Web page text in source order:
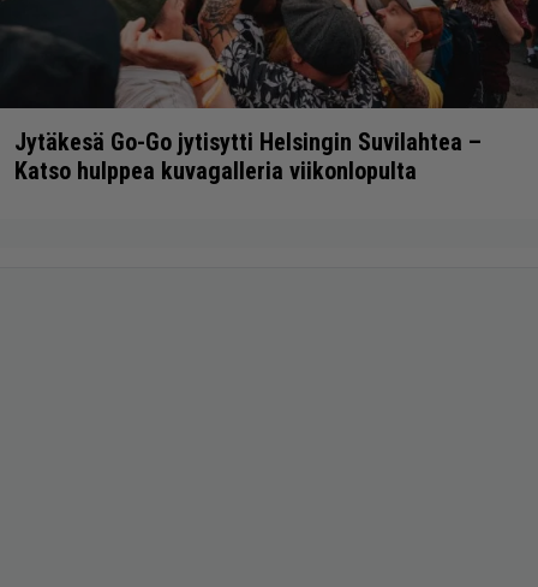
Jytäkesä Go-Go jytisytti Helsingin Suvilahtea –
Katso hulppea kuvagalleria viikonlopulta